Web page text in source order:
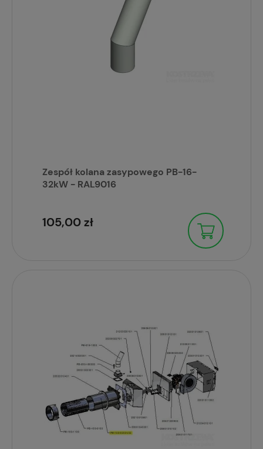
Zespół kolana zasypowego PB-16-
32kW - RAL9016
105,00 zł